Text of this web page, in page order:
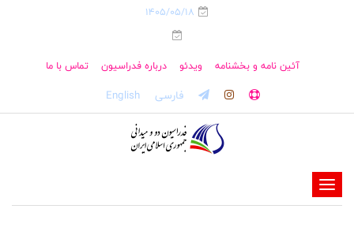
1405/05/18
آئین نامه و بخشنامه ویدئو درباره فدراسیون تماس با ما
فارسی English
-
-